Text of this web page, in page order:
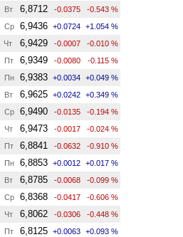
Вт 6,8712 -0.0375 -0.543 %
Ср 6,9436 +0.0724 +1.054 %
Чт 6,9429 -0.0007 -0.010 %
Пт 6,9349 -0.0080 -0.115 %
Пн 6,9383 +0.0034 +0.049 %
Вт 6,9625 +0.0242 +0.349 %
Ср 6,9490 -0.0135 -0.194 %
Чт 6,9473 -0.0017 -0.024 %
Пт 6,8841 -0.0632 -0.910 %
Пн 6,8853 +0.0012 +0.017 %
Вт 6,8785 -0.0068 -0.099 %
Ср 6,8368 -0.0417 -0.606 %
Чт 6,8062 -0.0306 -0.448 %
Пт 6,8125 +0.0063 +0.093 %